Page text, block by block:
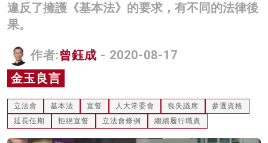
科技
名家榜
灼見活動
關於我們
違反了擁護《基本法》的要求，有不同的法律後
果。
作者:曾鈺成 - 2020-08-17
金玉良言
立法會 基本法 宣誓 人大常委會 喪失議席
參選資格
延長任期
拒絕宣誓 立法會條例 繼續履行職責